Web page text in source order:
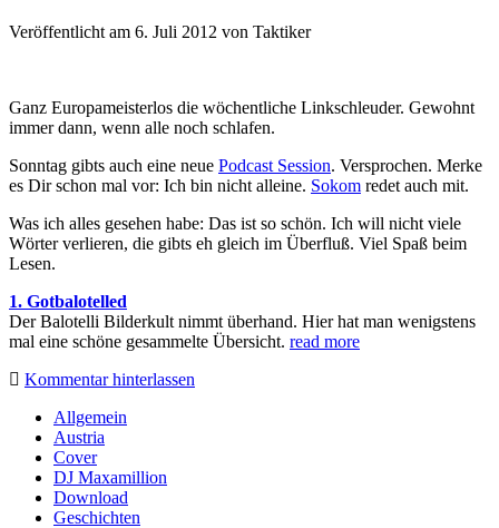
Veröffentlicht am 6. Juli 2012 von Taktiker
Ganz Europameisterlos die wöchentliche Linkschleuder. Gewohnt
immer dann, wenn alle noch schlafen.
Sonntag gibts auch eine neue Podcast Session. Versprochen. Merke
es Dir schon mal vor: Ich bin nicht alleine. Sokom redet auch mit.
Was ich alles gesehen habe: Das ist so schön. Ich will nicht viele
Wörter verlieren, die gibts eh gleich im Überfluß. Viel Spaß beim
Lesen.
1. Gotbalotelled
Der Balotelli Bilderkult nimmt überhand. Hier hat man wenigstens
mal eine schöne gesammelte Übersicht. read more
Kommentar hinterlassen
Sidebar
Allgemein
Austria
Cover
DJ Maxamillion
Download
Geschichten